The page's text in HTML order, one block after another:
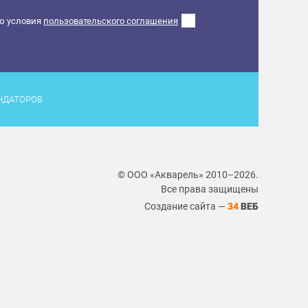
условия пользовательского соглашения
© ООО «Акварель» 2010–2026.
Все права защищены
Создание сайта — 34ВЕБ